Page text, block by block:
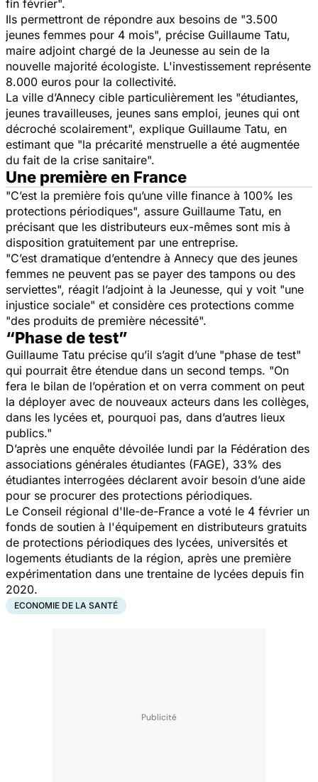
fin février".
Ils permettront de répondre aux besoins de "3.500
jeunes femmes pour 4 mois", précise Guillaume Tatu,
maire adjoint chargé de la Jeunesse au sein de la
nouvelle majorité écologiste. L'investissement représente
8.000 euros pour la collectivité.
La ville d’Annecy cible particulièrement les "étudiantes,
jeunes travailleuses, jeunes sans emploi, jeunes qui ont
décroché scolairement", explique Guillaume Tatu, en
estimant que "la précarité menstruelle a été augmentée
du fait de la crise sanitaire".
Une première en France
"C’est la première fois qu’une ville finance à 100% les
protections périodiques", assure Guillaume Tatu, en
précisant que les distributeurs eux-mêmes sont mis à
disposition gratuitement par une entreprise.
"C’est dramatique d’entendre à Annecy que des jeunes
femmes ne peuvent pas se payer des tampons ou des
serviettes", réagit l’adjoint à la Jeunesse, qui y voit "une
injustice sociale" et considère ces protections comme
"des produits de première nécessité".
“Phase de test”
Guillaume Tatu précise qu’il s’agit d’une "phase de test"
qui pourrait être étendue dans un second temps. "On
fera le bilan de l’opération et on verra comment on peut
la déployer avec de nouveaux acteurs dans les collèges,
dans les lycées et, pourquoi pas, dans d’autres lieux
publics."
D’après une enquête dévoilée lundi par la Fédération des
associations générales étudiantes (FAGE), 33% des
étudiantes interrogées déclarent avoir besoin d’une aide
pour se procurer des protections périodiques.
Le Conseil régional d'Ile-de-France a voté le 4 février un
fonds de soutien à l'équipement en distributeurs gratuits
de protections périodiques des lycées, universités et
logements étudiants de la région, après une première
expérimentation dans une trentaine de lycées depuis fin
2020.
ECONOMIE DE LA SANTÉ